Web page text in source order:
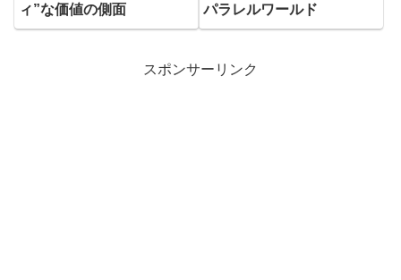
ィ”な価値の側面
パラレルワールド
スポンサーリンク